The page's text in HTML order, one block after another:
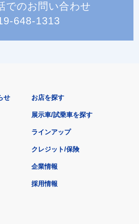
でのお問い合わせ
648-1313
せ お店を探す
展示車/試乗車を探す
ラインアップ
クレジット/保険
企業情報
採用情報